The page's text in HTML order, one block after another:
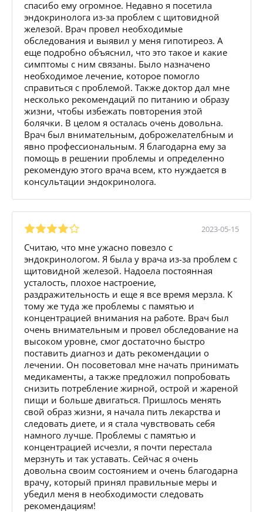
спасибо ему огромное. Недавно я посетила
эндокринолога из-за проблем с щитовидной
железой. Врач провел необходимые
обследования и выявил у меня гипотиреоз. А
еще подробно объяснил, что это такое и какие
симптомы с ним связаны. Было назначено
необходимое лечение, которое помогло
справиться с проблемой. Также доктор дал мне
несколько рекомендаций по питанию и образу
жизни, чтобы избежать повторения этой
болячки. В целом я осталась очень довольна.
Врач был внимательным, доброжелателбным и
явно профессиональным. Я благодарна ему за
помощь в решении проблемы и определенно
рекомендую этого врача всем, кто нуждается в
консультации эндокринолога.
2023-05-15
Считаю, что мне ужасно повезло с
эндокринологом. Я была у врача из-за проблем с
щитовидной железой. Надоела постоянная
усталость, плохое настроение,
раздражительность и еще я все время мерзла. К
тому же туда же проблемы с памятью и
концентрацией внимания на работе. Врач был
очень внимательным и провел обследование на
высоком уровне, смог достаточно быстро
поставить диагноз и дать рекомендации о
лечении. Он посоветовал мне начать принимать
медикаменты, а также предложил попробовать
снизить потребление жирной, острой и жареной
пищи и больше двигаться. Пришлось менять
свой образ жизни, я начала пить лекарства и
следовать диете, и я стала чувствовать себя
намного лучше. Проблемы с памятью и
концентрацией исчезли, я почти перестала
мерзнуть и так уставать. Сейчас я очень
довольна своим состоянием и очень благодарна
врачу, который принял правильные меры и
убедил меня в необходимости следовать
рекомендациям!